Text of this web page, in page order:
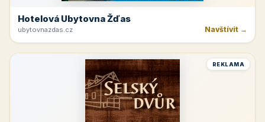
Hotelová Ubytovna Žďas
ubytovnazdas.cz Navštívit →
REKLAMA